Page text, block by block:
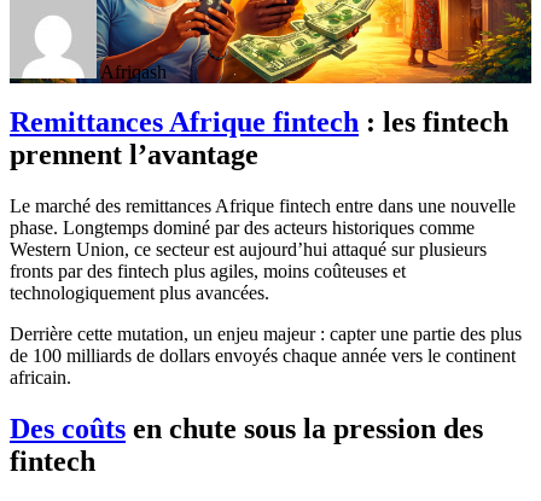
Afriqash
Remittances Afrique fintech : les fintech
prennent l’avantage
Le marché des remittances Afrique fintech entre dans une nouvelle
phase. Longtemps dominé par des acteurs historiques comme
Western Union, ce secteur est aujourd’hui attaqué sur plusieurs
fronts par des fintech plus agiles, moins coûteuses et
technologiquement plus avancées.
Derrière cette mutation, un enjeu majeur : capter une partie des plus
de 100 milliards de dollars envoyés chaque année vers le continent
africain.
Des coûts en chute sous la pression des
fintech